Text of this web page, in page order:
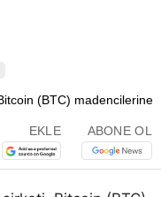
EKLE ABONE OL